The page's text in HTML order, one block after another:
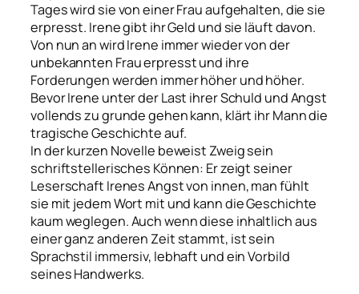
Tages wird sie von einer Frau aufgehalten, die sie
erpresst. Irene gibt ihr Geld und sie läuft davon.
Von nun an wird Irene immer wieder von der
unbekannten Frau erpresst und ihre
Forderungen werden immer höher und höher.
Bevor Irene unter der Last ihrer Schuld und Angst
vollends zu grunde gehen kann, klärt ihr Mann die
tragische Geschichte auf.
In der kurzen Novelle beweist Zweig sein
schriftstellerisches Können: Er zeigt seiner
Leserschaft Irenes Angst von innen, man fühlt
sie mit jedem Wort mit und kann die Geschichte
kaum weglegen. Auch wenn diese inhaltlich aus
einer ganz anderen Zeit stammt, ist sein
Sprachstil immersiv, lebhaft und ein Vorbild
seines Handwerks.